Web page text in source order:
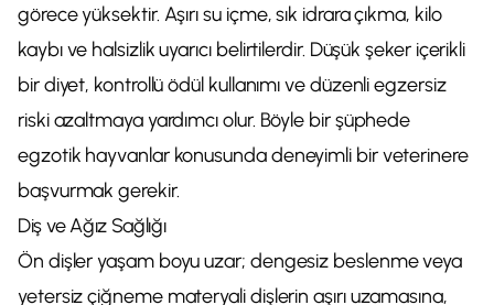
görece yüksektir. Aşırı su içme, sık idrara çıkma, kilo
kaybı ve halsizlik uyarıcı belirtilerdir. Düşük şeker içerikli
bir diyet, kontrollü ödül kullanımı ve düzenli egzersiz
riski azaltmaya yardımcı olur. Böyle bir şüphede
egzotik hayvanlar konusunda deneyimli bir veterinere
başvurmak gerekir.
Diş ve Ağız Sağlığı
Ön dişler yaşam boyu uzar; dengesiz beslenme veya
yetersiz çiğneme materyali dişlerin aşırı uzamasına,